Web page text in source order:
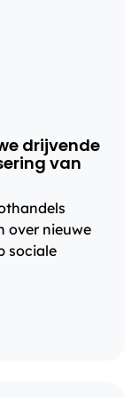
drijvende
van
over nieuwe
sociale